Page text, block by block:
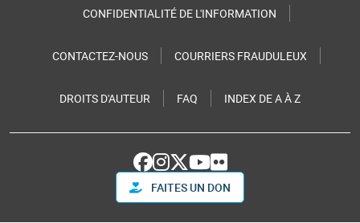
CONFIDENTIALITÉ DE L'INFORMATION
CONTACTEZ-NOUS COURRIERS FRAUDULEUX
DROITS D'AUTEUR FAQ INDEX DE A À Z
FAITES UN DON